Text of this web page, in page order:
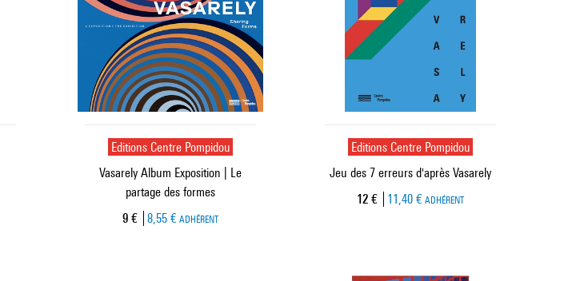
Editions Centre Pompidou
Vasarely Album Exposition | Le
partage des formes
Prix ​​actuel
9 € 8,55 € ADHÉRENT
Editions Centre Pompidou
Jeu des 7 erreurs d'après Vasarely
Prix ​​actuel
12 € 11,40 € ADHÉRENT